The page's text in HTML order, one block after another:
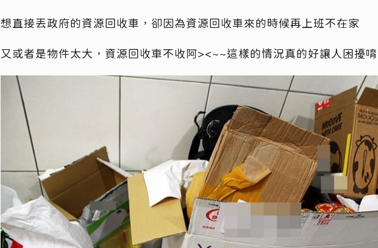
想直接丟政府的資源回收車，卻因為資源回收車來的時候再上班不在家
又或者是物件太大，資源回收車不收阿><~~這樣的情況真的好讓人困擾